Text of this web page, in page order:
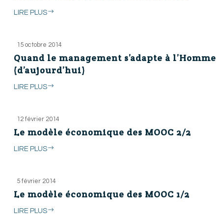
LIRE PLUS
15 octobre 2014
Quand le management s’adapte à l’Homme
(d’aujourd’hui)
LIRE PLUS
12 février 2014
Le modèle économique des MOOC 2/2
LIRE PLUS
5 février 2014
Le modèle économique des MOOC 1/2
LIRE PLUS